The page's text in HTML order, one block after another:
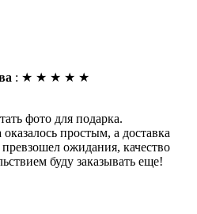
: ★ ★ ★ ★ ★
фото для подарка.
простым, а доставка
превзошел ожидания, качество
буду заказывать еще!